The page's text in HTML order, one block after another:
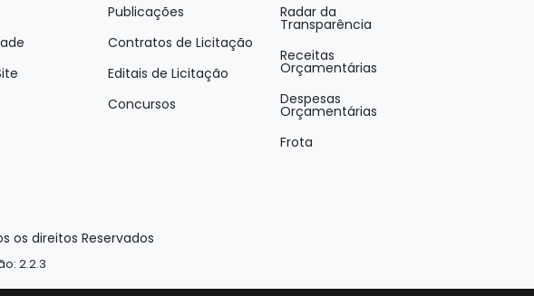
Publicações
Contratos de Licitação
Editais de Licitação
Concursos
Radar da
Transparência
Receitas
Orçamentárias
Despesas
Orçamentárias
Frota
os direitos Reservados
2.2.3